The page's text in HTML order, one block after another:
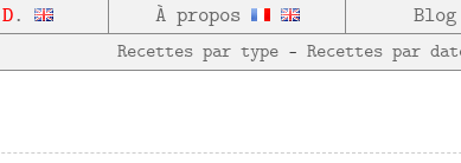
D. À propos Blog
Recettes par type — Recettes par